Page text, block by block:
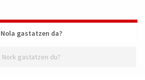
Nola gastatzen da?
Nork gastatzen du?